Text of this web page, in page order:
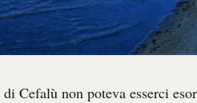
Cefalù non poteva esserci